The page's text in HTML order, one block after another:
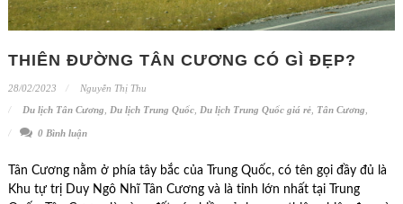
THIÊN ĐƯỜNG TÂN CƯƠNG CÓ GÌ ĐẸP?
28/02/2023
Nguyễn Thị Thu
Du lịch Tân Cương
Du lịch Trung Quốc, Du lịch Trung Quốc giá rẻ, Tân Cương
0 Bình luận
Tân Cương nằm ở phía tây bắc của Trung Quốc, có tên gọi đầy đủ là
Khu tự trị Duy Ngô Nhĩ Tân Cương và là tỉnh lớn nhất tại Trung